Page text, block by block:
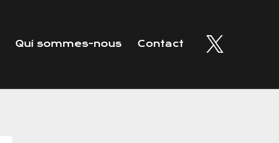
Qui sommes-nous Contact